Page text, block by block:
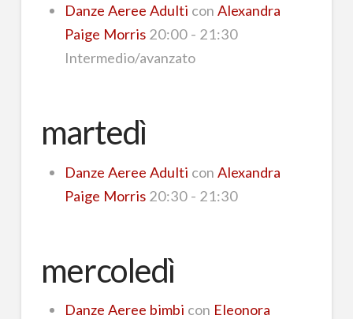
Danze Aeree Adulti con Alexandra
Paige Morris20:00 - 21:30
Intermedio/avanzato
martedì
Danze Aeree Adulti con Alexandra
Paige Morris20:30 - 21:30
mercoledì
Danze Aeree bimbi con Eleonora